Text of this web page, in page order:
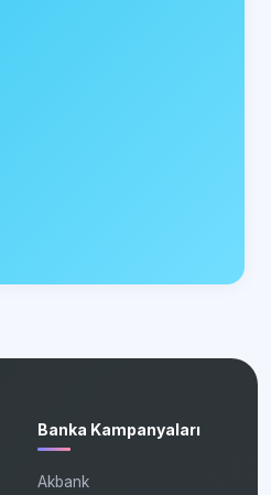
Banka Kampanyaları
Akbank